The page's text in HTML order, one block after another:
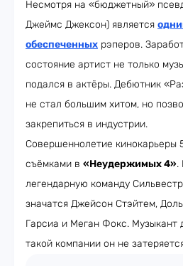
Несмотря на «бюджетный»
Джеймс Джексон) является
обеспеченных рэперов.
состояние артист не только
подался в актёры. Дебютник
не стал большим хитом, но
закрепиться в индустрии.
Совершеннолетие кинокарьеры
съёмками в «Неудержимых 4».
легендарную команду
значатся Джейсон Стэйтем,
Гарсиа и Меган Фокс. Музыкант
такой компании он не